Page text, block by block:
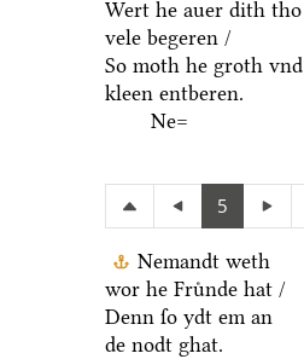
Wert he auer dith tho
vele begeren /
So moth he groth vnd
kleen entberen.
Ne=
5
Nemandt weth
wor he Fruͤnde hat /
Denn ſo ydt em an
de nodt ghat.